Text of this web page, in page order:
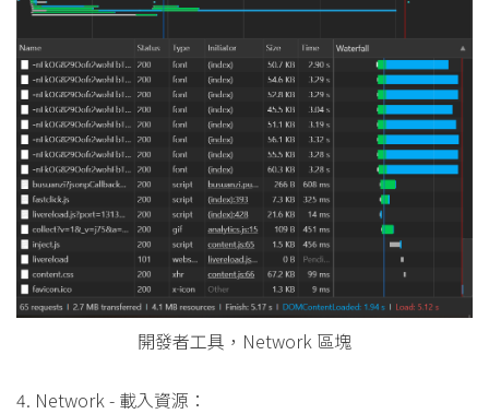
開發者工具，Network 區塊
4. Network - 載入資源：